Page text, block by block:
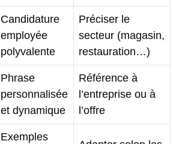
Candidature
employée
polyvalente
Préciser le
secteur (magasin,
restauration…)
Phrase
personnalisée
et dynamique
Référence à
l’entreprise ou à
l’offre
Exemples